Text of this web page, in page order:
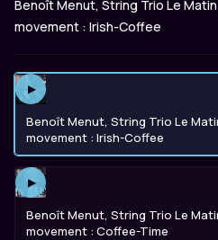
Benoît Menut, String Trio Le
movement : Irish-Coffee
▶
Benoît Menut, String Trio Le
movement : Irish-Coffee
▶
Benoît Menut, String Trio Le
movement : Coffee-Time